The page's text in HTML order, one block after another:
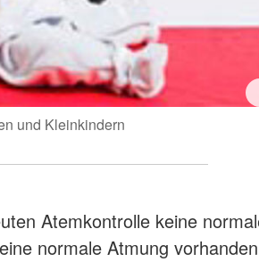
und Kleinkindern
Atemkontrolle keine
normale Atmung